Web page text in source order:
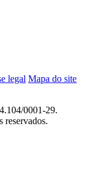
legal Mapa do site
0001-29.